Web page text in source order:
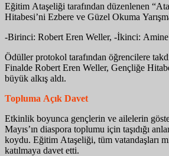
Eğitim Ataşeliği tarafından düzenlenen
Hitabesi’ni Ezbere ve Güzel Okuma
-Birinci: Robert Eren Weller, -İkinci:
Ödüller protokol tarafından öğrencilere
Finalde Robert Eren Weller, Gençliğe
büyük alkış aldı.
Topluma Açık Davet
Etkinlik boyunca gençlerin ve ailelerin
Mayıs’ın diaspora toplumu için taşıdığı
koydu. Eğitim Ataşeliği, tüm vatandaşları
katılmaya davet etti.